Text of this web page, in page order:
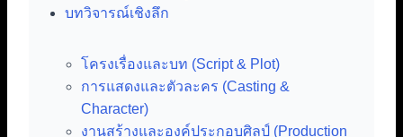
บทวิจารณ์เชิงลึก
โครงเรื่องและบท (Script & Plot)
การแสดงและตัวละคร (Casting &
Character)
งานสร้างและองค์ประกอบศิลป์ (Production